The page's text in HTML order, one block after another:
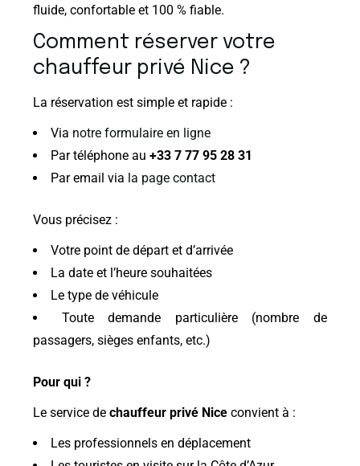
fluide, confortable et 100 % fiable.
Comment réserver votre
chauffeur privé Nice ?
La réservation est simple et rapide :
Via notre formulaire en ligne
Par téléphone au+33 7 77 95 28 31
Par email via la page contact
Vous précisez :
Votre point de départ et d’arrivée
La date et l’heure souhaitées
Le type de véhicule
Toute demande particulière (nombre de
passagers, sièges enfants, etc.)
Pour qui ?
Le service dechauffeur privé Nice convient à :
Les professionnels en déplacement